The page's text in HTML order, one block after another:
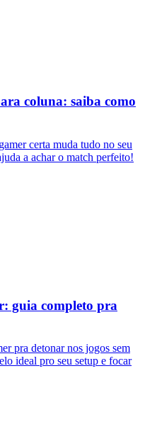
coluna: saiba como
certa muda tudo no seu
a achar o match perfeito!
guia completo pra
pra detonar nos jogos sem
ideal pro seu setup e focar